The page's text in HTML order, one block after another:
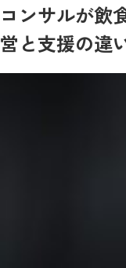
コンサルが飲
営と支援の違